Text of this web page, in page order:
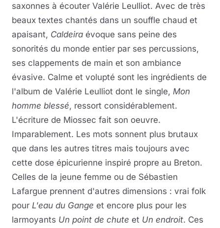
saxonnes à écouter Valérie Leulliot. Avec de très
beaux textes chantés dans un souffle chaud et
apaisant, Caldeira évoque sans peine des
sonorités du monde entier par ses percussions,
ses clappements de main et son ambiance
évasive. Calme et volupté sont les ingrédients de
l'album de Valérie Leulliot dont le single, Mon
homme blessé, ressort considérablement.
L'écriture de Miossec fait son oeuvre.
Imparablement. Les mots sonnent plus brutaux
que dans les autres titres mais toujours avec
cette dose épicurienne inspiré propre au Breton.
Celles de la jeune femme ou de Sébastien
Lafargue prennent d'autres dimensions : vrai folk
pour L'eau du Gange et encore plus pour les
larmoyants Un point de chute et Un endroit. Ces